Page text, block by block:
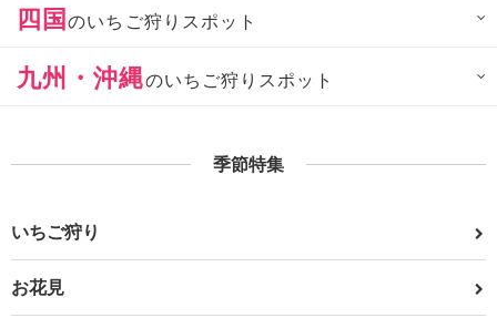
四国のいちご狩りスポット
九州・沖縄のいちご狩りスポット
季節特集
いちご狩り
お花見